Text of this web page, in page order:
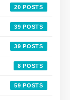
20
39
39
8
59